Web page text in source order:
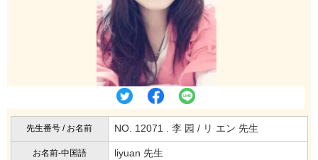
先生番号 / お名前 NO. 12071 . 李 园 / リ エン 先生
お名前-中国語 liyuan 先生